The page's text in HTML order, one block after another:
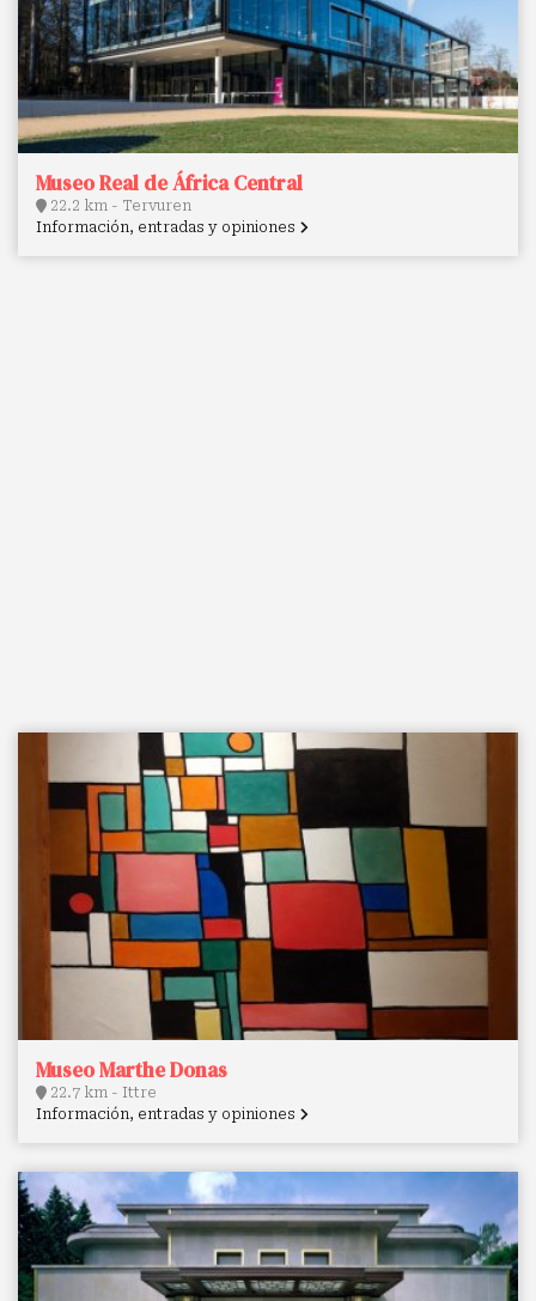
Museo Real de África Central
22.2 km - Tervuren
Información, entradas y opiniones
Museo Marthe Donas
22.7 km - Ittre
Información, entradas y opiniones